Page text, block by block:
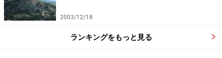
オルフェーヴル通りのおすすめパン屋さん
「デューサーサレシュクレ」
2003/12/18
ランキングをもっと見る